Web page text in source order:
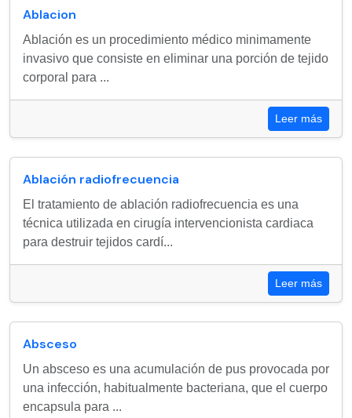
Ablacion
Ablación es un procedimiento médico minimamente
invasivo que consiste en eliminar una porción de tejido
corporal para ...
Leer más
Ablación radiofrecuencia
El tratamiento de ablación radiofrecuencia es una
técnica utilizada en cirugía intervencionista cardiaca
para destruir tejidos cardí...
Leer más
Absceso
Un absceso es una acumulación de pus provocada por
una infección, habitualmente bacteriana, que el cuerpo
encapsula para ...